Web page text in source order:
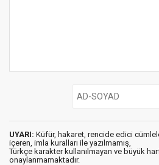
UYARI: Küfür, hakaret, rencide edici
içeren, imla kuralları ile yazılmamış,
Türkçe karakter kullanılmayan ve büyük
onaylanmamaktadır.